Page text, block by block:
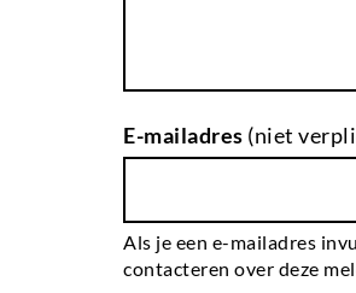
E-mailadres (niet
Als je een e-mailadres
contacteren over deze